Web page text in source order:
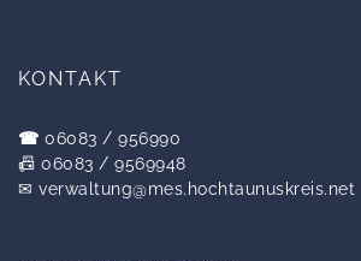
KONTAKT
☎ 06083 / 956990
📠 06083 / 9569948
✉ verwaltung@mes.hochtaunuskreis.net